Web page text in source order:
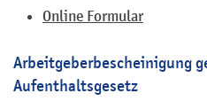
Online Formular
Arbeitgeberbescheinigung
Aufenthaltsgesetz